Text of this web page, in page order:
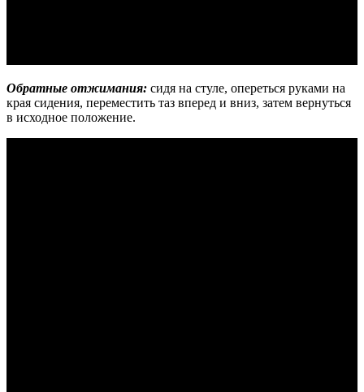
Обратные отжимания: сидя на стуле, опереться руками на
края сидения, переместить таз вперед и вниз, затем вернуться
в исходное положение.